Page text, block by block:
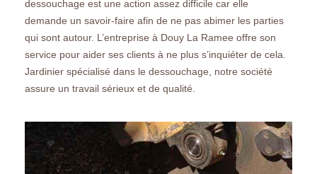
dessouchage est une action assez difficile car elle
demande un savoir-faire afin de ne pas abimer les parties
qui sont autour. L’entreprise à Douy La Ramee offre son
service pour aider ses clients à ne plus s’inquiéter de cela.
Jardinier spécialisé dans le dessouchage, notre société
assure un travail sérieux et de qualité.